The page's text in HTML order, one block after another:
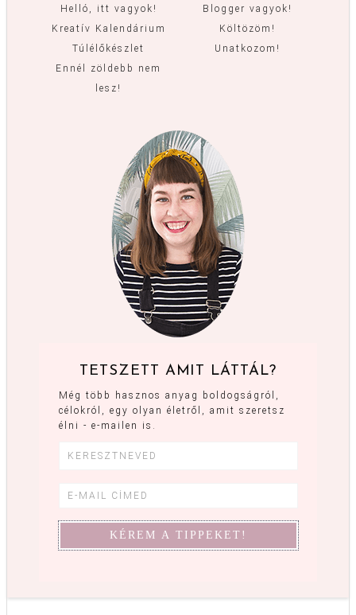
Helló, itt vagyok!
Kreatív Kalendárium
Túlélőkészlet
Ennél zöldebb nem
lesz!
Blogger vagyok!
Költözöm!
Unatkozom!
TETSZETT AMIT LÁTTÁL?
Még több hasznos anyag boldogságról,
célokról, egy olyan életről, amit szeretsz
élni - e-mailen is.